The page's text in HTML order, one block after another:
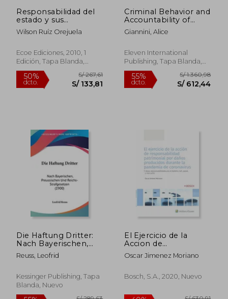
55% 40%
dcto. S/ 785,71 dcto. S/
Responsabilidad del
estado y sus
regímenes
Wilson Ruíz Orejuela
Ecoe Ediciones, 2010, 1
Edición, Tapa Blanda,
Nuevo
Criminal Behavior and
Accountability of
Artificial Intelligence
Systems (en Inglés)
Giannini, Alice
Eleven International
Publishing, Tapa Blanda,
Nuevo
Die Haftung Dritter:
Nach Bayerischen,
Preussischen Und
Reichs-Strafgesetzen
Reuss, Leofrid
Kessinger Publishing, Tapa
Blanda, Nuevo
El Ejercicio de la
Accion de
Responsabilidad
Patrimonial por Daño
la Pandemia de
Oscar Jimenez Moriano
Bosch, S.A., 2020, Nuevo